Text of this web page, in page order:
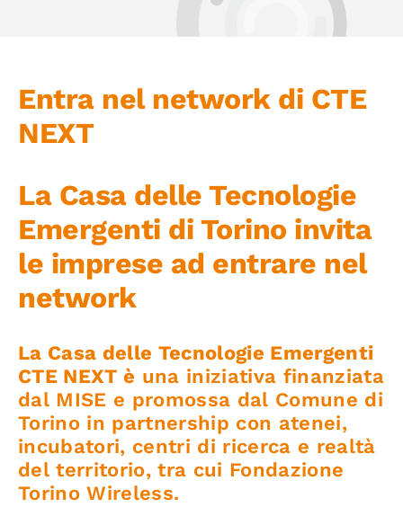
Ambiti
Iniziative
News ed Eventi
Contatti
Piattaforma First
Piattaforma SmartCommunities
Entra nel network di CTE
NEXT
La Casa delle Tecnologie
Emergenti di Torino invita
le imprese ad entrare nel
network
La Casa delle Tecnologie Emergenti
CTE NEXT è una iniziativa finanziata
dal MISE e promossa dal Comune di
Torino in partnership con atenei,
incubatori, centri di ricerca e realtà
del territorio, tra cui Fondazione
Torino Wireless.